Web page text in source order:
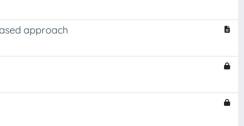
approach